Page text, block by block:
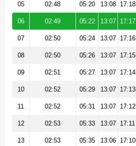
05 02:48 05:20 13:08 17:18
06 02:49 05:22 13:07 17:17
07 02:50 05:24 13:07 17:16
08 02:50 05:26 13:07 17:15
09 02:51 05:27 13:07 17:14
10 02:52 05:29 13:07 17:13
11 02:52 05:31 13:07 17:12
12 02:53 05:33 13:07 17:11
13 02:53 05:35 13:06 17:10